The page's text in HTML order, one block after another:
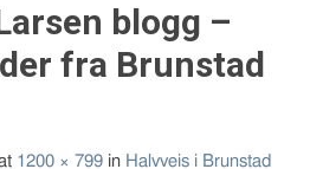
blogg –
fra Brunstad
1200 × 799 in Halvveis i Brunstad